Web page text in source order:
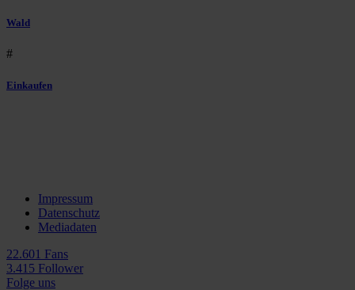
Wald
#
Einkaufen
Impressum
Datenschutz
Mediadaten
22.601 Fans
3.415 Follower
Folge uns